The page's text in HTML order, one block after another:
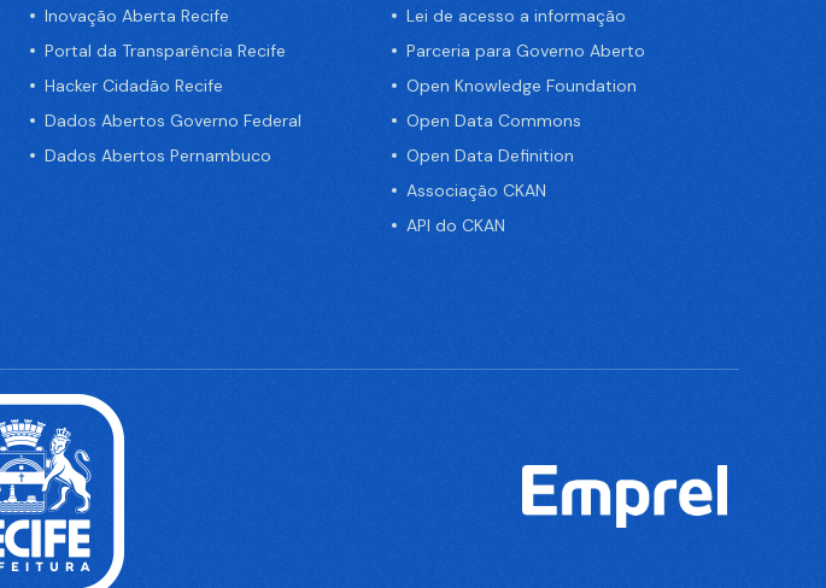
Inovação Aberta Recife
Portal da Transparência Recife
Hacker Cidadão Recife
Dados Abertos Governo Federal
Dados Abertos Pernambuco
Lei de acesso a informação
Parceria para Governo Aberto
Open Knowledge Foundation
Open Data Commons
Open Data Definition
Associação CKAN
API do CKAN